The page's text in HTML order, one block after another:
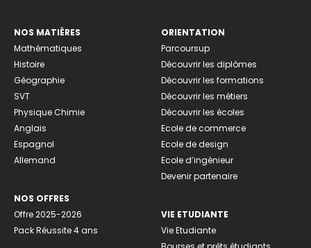
NOS MATIÈRES
Mathématiques
Histoire
Géographie
SVT
Physique Chimie
Anglais
Espagnol
Allemand
NOS OFFRES
Offre 2025-2026
Pack Réussite 4 ans
ORIENTATION
Parcoursup
Découvrir les diplômes
Découvrir les formations
Découvrir les métiers
Découvrir les écoles
Ecole de commerce
Ecole de design
Ecole d’ingénieur
Devenir partenaire
VIE ETUDIANTE
Vie Etudiante